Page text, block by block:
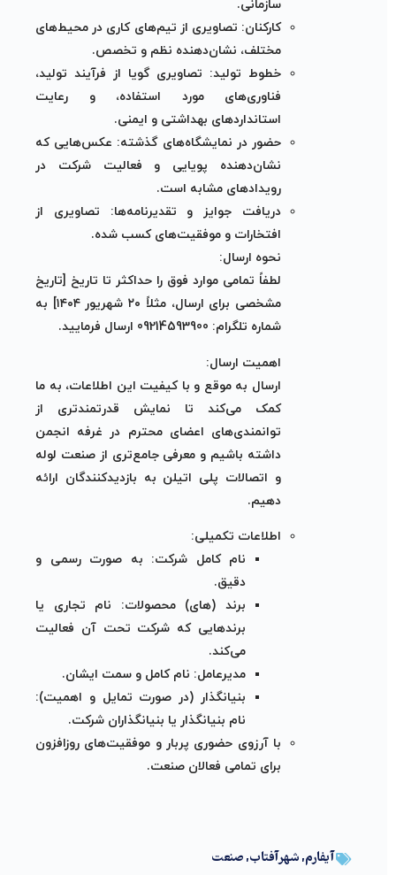
سازمانی.
کارکنان: تصاویری از تیم‌های کاری در محیط‌های
مختلف، نشان‌دهنده نظم و تخصص.
خطوط تولید: تصاویری گویا از فرآیند تولید،
فناوری‌های مورد استفاده، و رعایت
استانداردهای بهداشتی و ایمنی.
حضور در نمایشگاه‌های گذشته: عکس‌هایی که
نشان‌دهنده پویایی و فعالیت شرکت در
رویدادهای مشابه است.
دریافت جوایز و تقدیرنامه‌ها: تصاویری از
افتخارات و موفقیت‌های کسب شده.
نحوه ارسال:
لطفاً تمامی موارد فوق را حداکثر تا تاریخ [تاریخ
مشخصی برای ارسال، مثلاً ۲۰ شهریور ۱۴۰۴] به
شماره تلگرام: 09214593900 ارسال فرمایید.
اهمیت ارسال:
ارسال به موقع و با کیفیت این اطلاعات، به ما
کمک می‌کند تا نمایش قدرتمندتری از
توانمندی‌های اعضای محترم در غرفه انجمن
داشته باشیم و معرفی جامع‌تری از صنعت لوله
و اتصالات پلی اتیلن به بازدیدکنندگان ارائه
دهیم.
اطلاعات تکمیلی:
نام کامل شرکت: به صورت رسمی و
دقیق.
برند (های) محصولات: نام تجاری یا
برندهایی که شرکت تحت آن فعالیت
می‌کند.
مدیرعامل: نام کامل و سمت ایشان.
بنیانگذار (در صورت تمایل و اهمیت):
نام بنیانگذار یا بنیانگذاران شرکت.
با آرزوی حضوری پربار و موفقیت‌های روزافزون
برای تمامی فعالان صنعت.
آیفارم,شهرآفتاب,صنعت